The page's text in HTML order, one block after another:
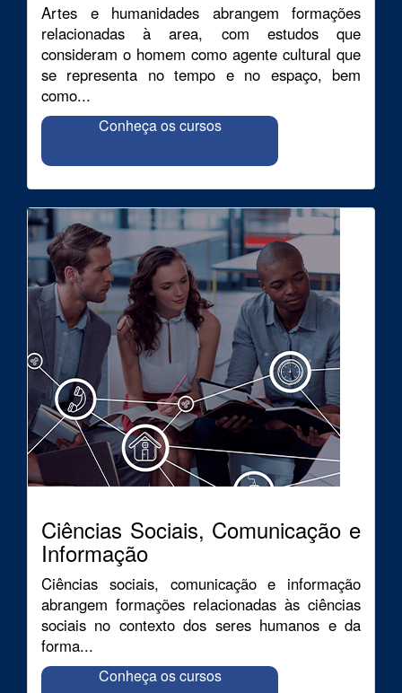
Artes e humanidades abrangem formações
relacionadas à area, com estudos que
consideram o homem como agente cultural que
se representa no tempo e no espaço, bem
como...
Conheça os cursos
Ciências Sociais, Comunicação e
Informação
Ciências sociais, comunicação e informação
abrangem formações relacionadas às ciências
sociais no contexto dos seres humanos e da
forma...
Conheça os cursos